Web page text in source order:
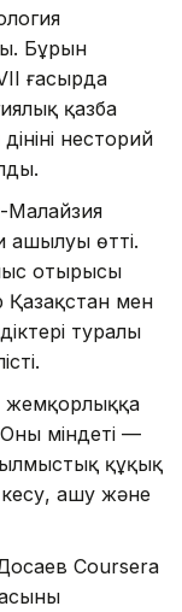
Бұрын
ғасырда
қазба
несторий
Малайзия
ашылуы өтті.
отырысы
Қазақстан мен
туралы
жемқорлыққа
міндеті —
құқық
ашу және
Coursera